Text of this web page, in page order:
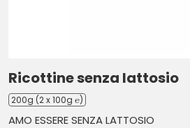
Ricottine senza lattosio
200g (2 x 100g ℮)
AMO ESSERE SENZA LATTOSIO